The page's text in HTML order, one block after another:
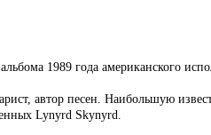
1989 года американского
автор песен. Наибольшую
Lynyrd Skynyrd.